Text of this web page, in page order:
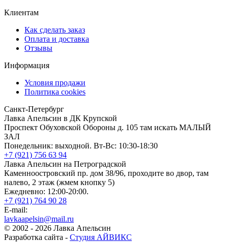
Клиентам
Как сделать заказ
Оплата и доставка
Отзывы
Информация
Условия продажи
Политика cookies
Санкт-Петербург
Лавка Апельсин в ДК Крупской
Проспект Обуховской Обороны д. 105 там искать МАЛЫЙ
ЗАЛ
Понедельник: выходной. Вт-Вс: 10:30-18:30
+7 (921) 756 63 94
Лавка Апельсин на Петроградской
Каменноостровский пр. дом 38/96, проходите во двор, там
налево, 2 этаж (жмем кнопку 5)
Ежедневно: 12:00-20:00.
+7 (921) 764 90 28
E-mail:
lavkaapelsin@mail.ru
© 2002 - 2026 Лавка Апельсин
Разработка сайта - Студия АЙВИКС